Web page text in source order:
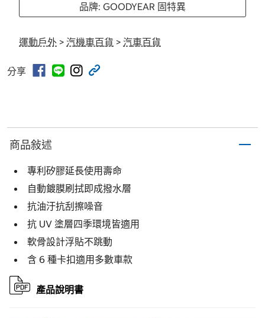
品牌: GOODYEAR 固特異
運動戶外 > 汽機車百貨 > 汽車百貨
分享
商品敍述
專利矽膠延長使用壽命
自動鍍膜刷拭即成撥水層
抗油汙抗刮擦噪音
抗 UV 塗層四季環境皆適用
軟骨設計浮貼不跳動
含 6 種卡扣適用多數車款
產品說明書